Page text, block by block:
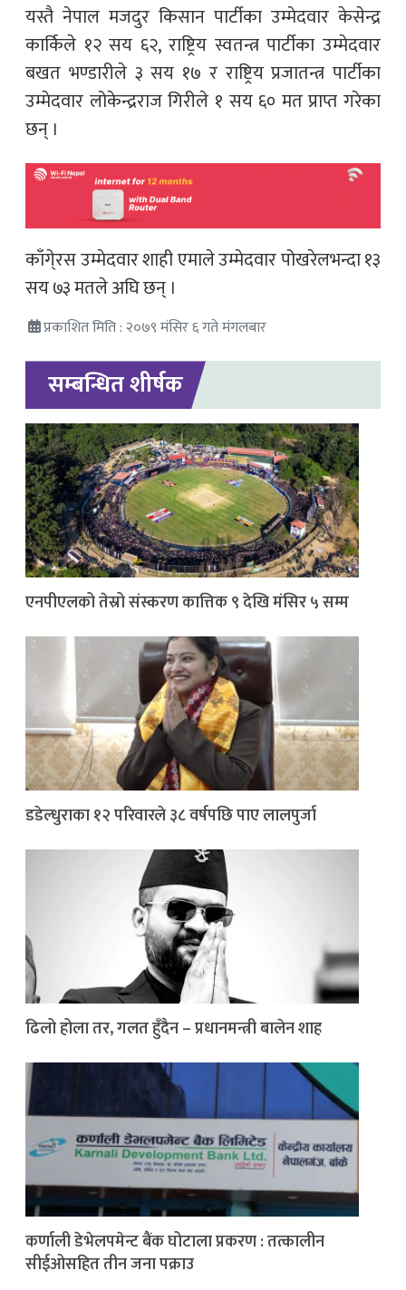
यस्तै नेपाल मजदुर किसान पार्टीका उम्मेदवार केसेन्द्र
कार्किले १२ सय ६२, राष्ट्रिय स्वतन्त्र पार्टीका उम्मेदवार
बखत भण्डारीले ३ सय १७ र राष्ट्रिय प्रजातन्त्र पार्टीका
उम्मेदवार लोकेन्द्रराज गिरीले १ सय ६० मत प्राप्त गरेका
छन् ।
काँगे्रस उम्मेदवार शाही एमाले उम्मेदवार पोखरेलभन्दा १३
सय ७३ मतले अघि छन् ।
प्रकाशित मिति : २०७९ मंसिर ६ गते मंगलबार
सम्बन्धित शीर्षक
एनपीएलको तेस्रो संस्करण कात्तिक ९ देखि मंसिर ५ सम्म
डडेल्धुराका १२ परिवारले ३८ वर्षपछि पाए लालपुर्जा
ढिलो होला तर, गलत हुँदैन – प्रधानमन्त्री बालेन शाह
कर्णाली डेभेलपमेन्ट बैंक घोटाला प्रकरण : तत्कालीन
सीईओसहित तीन जना पक्राउ